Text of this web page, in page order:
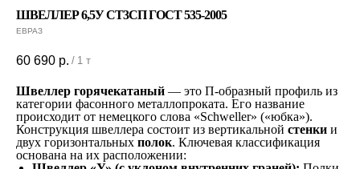
ШВЕЛЛЕР 6,5У СТ3СП ГОСТ 535-2005
ЕВРАЗ
60 690 р. / 1 т
Швеллер горячекатаный — это П-образный профиль из
категории фасонного металлопроката. Его название
происходит от немецкого слова «Schweller» («юбка»).
Конструкция швеллера состоит из вертикальной стенки и
двух горизонтальных полок. Ключевая классификация
основана на их расположении: